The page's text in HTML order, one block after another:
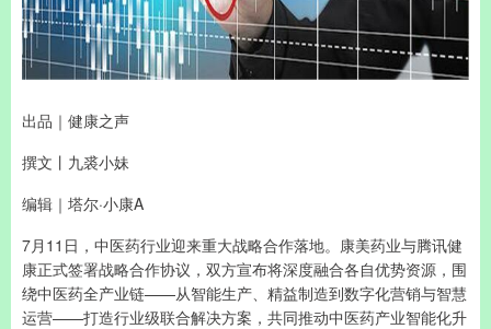
出品｜健康之声
撰文丨九裘小妹
编辑｜塔尔·小康A
7月11日，中医药行业迎来重大战略合作落地。康美药业与腾讯健
康正式签署战略合作协议，双方宣布将深度融合各自优势资源，围
绕中医药全产业链——从智能生产、精益制造到数字化营销与智慧
运营——打造行业级联合解决方案，共同推动中医药产业智能化升